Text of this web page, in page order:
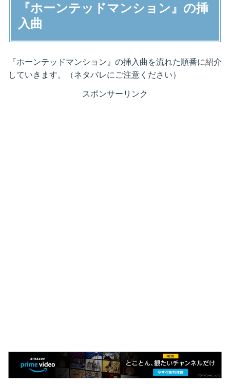
『ホーンテッドマンション』の挿
入曲
『ホーンテッドマンション』の挿入曲を流れた順番に紹介
していきます。（ネタバレにご注意ください）
スポンサーリンク